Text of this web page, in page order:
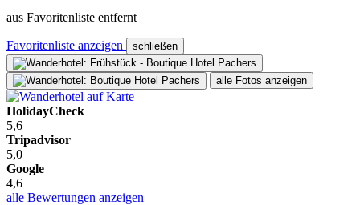
aus Favoritenliste entfernt
Favoritenliste anzeigen schließen
alle Fotos anzeigen
HolidayCheck
5,6
Tripadvisor
5,0
Google
4,6
alle Bewertungen anzeigen